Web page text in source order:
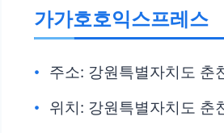
가가호호익스프레스
주소: 강원특별자치도 춘
위치: 강원특별자치도